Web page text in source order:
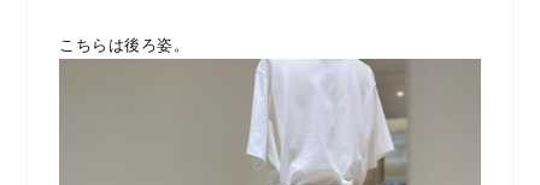
こちらは後ろ姿。